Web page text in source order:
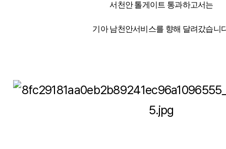
서천안 톨게이트 통과하고서는
기아 남천안서비스를 향해 달려갔습니